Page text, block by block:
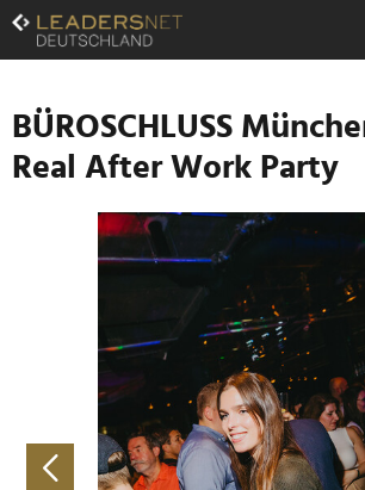
Zum
Inhalt
Zur
Navigation
Zur
Hauptnavigation
BÜROSCHLUSS
Real After Work Party